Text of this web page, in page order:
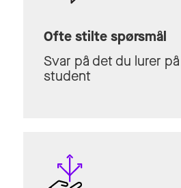
Ofte stilte spørsmål
Svar på det du lurer
student